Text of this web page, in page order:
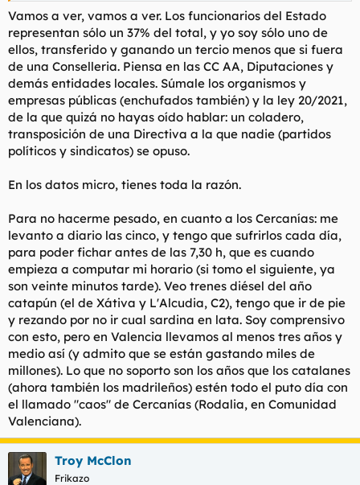
Por ejemplo, el paro.
Analicemos este importante dato que ha evolucionado de
manera positiva desde que el gobierno socialista gobierna.
Efectivamente hemos pasado de un paro del 14,8% en 2021 a
un paro del 10% a finales de 2025. Eso supone que han
abandonado el paro 498.451 personas en ese período de
tiempo (datos oficiales). Parece un rotundo éxito, pero no lo es.
Te lo explico para que hasta un mangurrián, que sólo escucha
la SER en el taxi, lo entienda.
incremento de los empleados públicos (funcionarios) en
Anda, resulta que el número de funcionarios desde 2021 hasta
2025 se ha incrementado en un 13,86% (datos oficiales), lo que
suponen un total de 3.107.195 funcionarios y un incremento de
378.319 funcionarios en estos últimos 5 años (datos oficiales).
Pero es que además, el gobierno de nuestro amado lider
introdujo una nueva variable para el cálculo del paro. Algo sutil,
para que los subnormales como tú que sólo se fijan en la cifra
final de las cosas, sin entrar a analizarlas en detalle, no se
enteren.
Esa variable nueva se llama "fijos discontínuos", que antes de la
reforma del año 2021 aparecían en las estadísticas como
desempleados, pero que por arte de magia, a partir de 2021 se
quedan fuera de las estadísticas como "parados" y aparecen
como "empleados". Con la creación de esta nueva categoría,
todos los trabajadores temporeros del campo, los socorristas,
Vamos a ver, vamos a ver. Los funcionarios del Estado
representan sólo un 37% del total, y yo soy sólo uno de
ellos, transferido y ganando un tercio menos que si fuera
de una Conselleria. Piensa en las CC AA, Diputaciones y
demás entidades locales. Súmale los organismos y
empresas públicas (enchufados también) y la ley 20/2021,
de la que quizá no hayas oído hablar: un coladero,
transposición de una Directiva a la que nadie (partidos
políticos y sindicatos) se opuso.
En los datos micro, tienes toda la razón.
Para no hacerme pesado, en cuanto a los Cercanías: me
levanto a diario las cinco, y tengo que sufrirlos cada día,
para poder fichar antes de las 7,30 h, que es cuando
empieza a computar mi horario (si tomo el siguiente, ya
son veinte minutos tarde). Veo trenes diésel del año
catapún (el de Xátiva y L'Alcudia, C2), tengo que ir de pie
y rezando por no ir cual sardina en lata. Soy comprensivo
con esto, pero en Valencia llevamos al menos tres años y
medio así (y admito que se están gastando miles de
millones). Lo que no soporto son los años que los catalanes
(ahora también los madrileños) estén todo el puto día con
el llamado "caos" de Cercanías (Rodalia, en Comunidad
Valenciana).
Troy McClon
Frikazo